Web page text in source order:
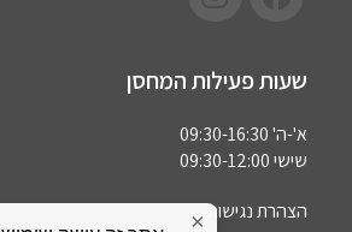
שעות פעילות המחסן
א'-ה' 09:30-16:30
שישי 09:30-12:00
הצהרת נגישות×